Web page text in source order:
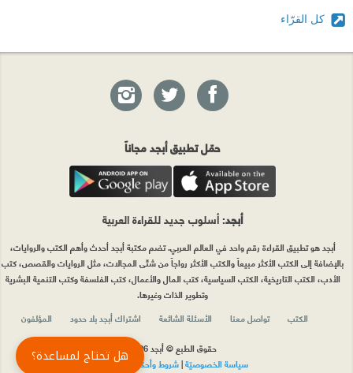
كل القرّاء
حمّل تطبيق أبجد مجاناً
أبجد: أسلوب جديد للقراءة العربية
أبجد هو تطبيق القراءة رقم واحد في العالم العربي. تضم مكتبة أبجد أحدث وأهم الكتب والروايات،
بالإضافة إلى الكتب الأكثر مبيعاً والكتب الأكثر رواجاً من شتّى المجالات، مثل الروايات والقصص، كتب
الأدب، الكتب التاريخية، الكتب السياسية، كتب المال والأعمال، كتب الفلسفة وكتب التنمية البشرية
وتطوير الذات وغيرها.
الكتب
تواصل معنا الأسئلة الشائعة اشتراك أبجد بلا حدود
المؤلفون
حقوق الطبع © أبجد 2026
سياسة الخصوصيّة|شروط وأحكام الاستخدامهل تحتاج لمساعدة؟